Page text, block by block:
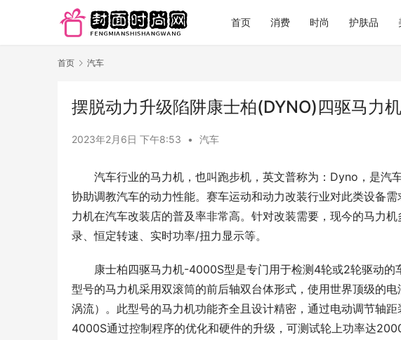
首页 消费 时尚 护肤品
首页 汽车
摆脱动力升级陷阱康士柏(DYNO)四驱马力
2023年2月6日 下午8:53 • 汽车
汽车行业的马力机，也叫跑步机，英文普称为：Dyno，是汽
协助调教汽车的动力性能。赛车运动和动力改装行业对此类设备
力机在汽车改装店的普及率非常高。针对改装需要，现今的马力
录、恒定转速、实时功率/扭力显示等。
康士柏四驱马力机-4000S型是专门用于检测4轮或2轮驱动
型号的马力机采用双滚筒的前后轴双台体形式，使用世界顶级的
涡流）。此型号的马力机功能齐全且设计精密，通过电动调节轴
4000S通过控制程序的优化和硬件的升级，可测试轮上功率达